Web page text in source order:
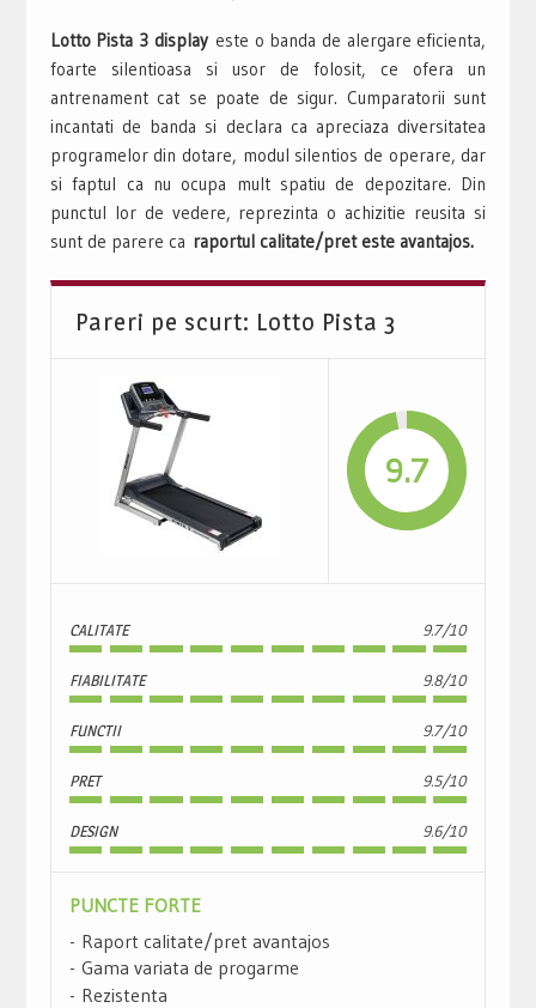
Lotto Pista 3 display este o banda de alergare eficienta,
foarte silentioasa si usor de folosit, ce ofera un
antrenament cat se poate de sigur. Cumparatorii sunt
incantati de banda si declara ca apreciaza diversitatea
programelor din dotare, modul silentios de operare, dar
si faptul ca nu ocupa mult spatiu de depozitare. Din
punctul lor de vedere, reprezinta o achizitie reusita si
sunt de parere ca raportul calitate/pret este avantajos.
Pareri pe scurt: Lotto Pista 3
9.7
CALITATE 9.7/10
FIABILITATE 9.8/10
FUNCTII 9.7/10
PRET 9.5/10
DESIGN 9.6/10
PUNCTE FORTE
Raport calitate/pret avantajos
Gama variata de progarme
Rezistenta